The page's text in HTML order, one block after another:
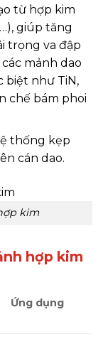
từ hợp kim
giúp tăng
trọng va đập
mảnh dao
biệt như TiN,
chế bám phoi
thống kẹp
cán dao.
kim
hợp kim
Ứng dụng